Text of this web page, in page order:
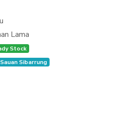
Lama
Stock
Sibarrung